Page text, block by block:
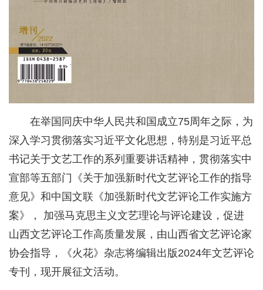
在举国同庆中华人民共和国成立75周年之际，为
深入学习贯彻落实习近平文化思想，特别是习近平总
书记关于文艺工作的系列重要讲话精神，贯彻落实中
宣部等五部门《关于加强新时代文艺评论工作的指导
意见》和中国文联《加强新时代文艺评论工作实施方
案》， 加强马克思主义文艺理论与评论建设，促进
山西文艺评论工作高质量发展，由山西省文艺评论家
协会指导，《火花》杂志将编辑出版2024年文艺评论
专刊，现开展征文活动。